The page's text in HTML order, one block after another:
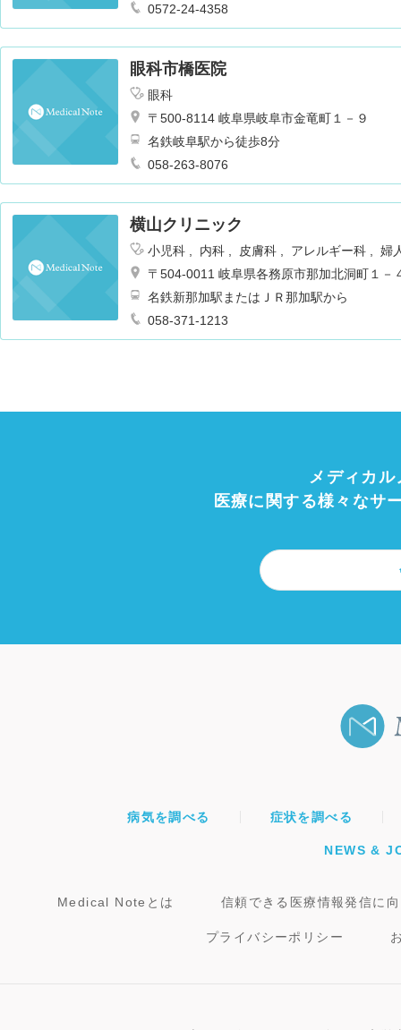
0572-24-4358
眼科市橋医院
眼科
〒500-8114 岐阜県岐阜市金竜町１－９
名鉄岐阜駅から徒歩8分
058-263-8076
横山クリニック
小児科 内科 皮膚科 アレルギー科
婦
〒504-0011 岐阜県各務原市那加北洞町１－
名鉄新那加駅またはＪＲ那加駅から
058-371-1213
メディカ
医療に関する様々なサ
病気を調べる 症状を調べる
NEWS &
Medical Noteとは 信頼できる医療情報発信に
プライバシーポリシー